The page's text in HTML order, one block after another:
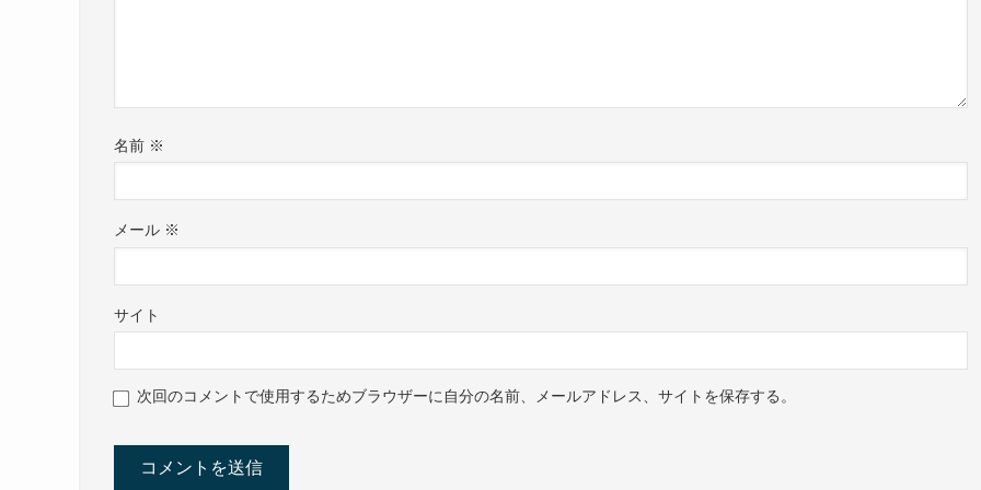
名前 ※
メール ※
サイト
次回のコメントで使用するためブラウザーに自分の名前、メールアドレス、サイトを保存する。